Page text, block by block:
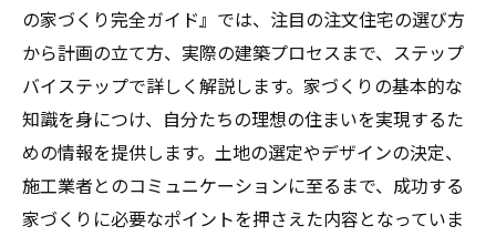
の家づくり完全ガイド』では、注目の注文住宅の選び方
から計画の立て方、実際の建築プロセスまで、ステップ
バイステップで詳しく解説します。家づくりの基本的な
知識を身につけ、自分たちの理想の住まいを実現するた
めの情報を提供します。土地の選定やデザインの決定、
施工業者とのコミュニケーションに至るまで、成功する
家づくりに必要なポイントを押さえた内容となっていま